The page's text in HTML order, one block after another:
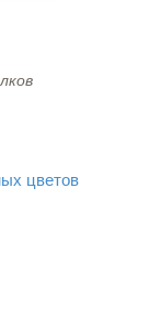
цветов